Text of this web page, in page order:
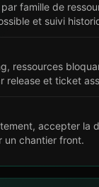
famille de
et suivi
ressources
release et ticket
accepter la
un chantier front.